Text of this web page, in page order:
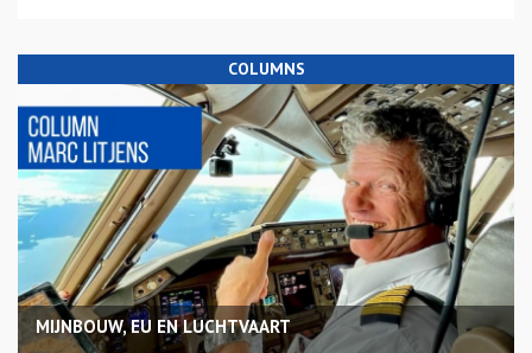
COLUMNS
MIJNBOUW, EU EN LUCHTVAART